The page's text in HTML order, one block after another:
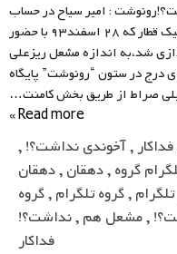
: امیر سیاح در حساب
توییتری خود نوشت: سیستم کنترل اتوماتیک قطار که 28 اسفند93 با حضور
شد،به اندازه مشعل ریزعلی
در ستون “رونوشت” پایگاه
صراط از طریق بخش کامنت…
Read more »
,آخوندی نداشت؟!,
گروه,دهقان,دهقان
,گروه تلگرام,گروه
,مشعل هم,نداشت؟!
فداکار